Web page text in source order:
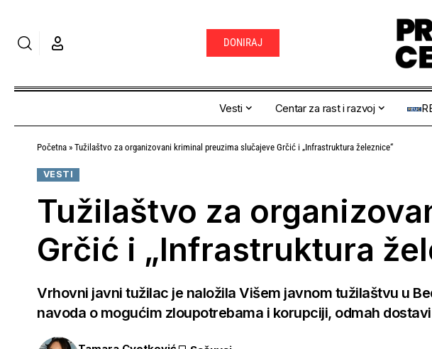
DONIRAJ
Vesti Centar za rast i razvoj
Početna » Tužilaštvo za organizovani kriminal preuzima slučajeve Grčić i „Infrastruktura železnice“
VESTI
Tužilaštvo za
Grčić i „Infrastruktura
Vrhovni javni tužilac je naložila Višem javnom tužilaštvu u
navoda o mogućim zloupotrebama i korupciji, odmah